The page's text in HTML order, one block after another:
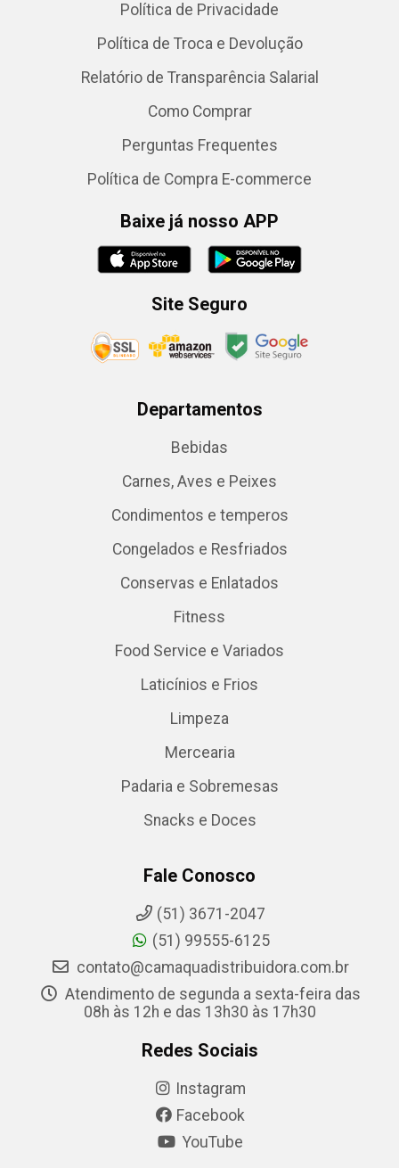
Política de Privacidade
Política de Troca e Devolução
Relatório de Transparência Salarial
Como Comprar
Perguntas Frequentes
Política de Compra E-commerce
Baixe já nosso APP
Site Seguro
Departamentos
Bebidas
Carnes, Aves e Peixes
Condimentos e temperos
Congelados e Resfriados
Conservas e Enlatados
Fitness
Food Service e Variados
Laticínios e Frios
Limpeza
Mercearia
Padaria e Sobremesas
Snacks e Doces
Fale Conosco
(51) 3671-2047
(51) 99555-6125
contato@camaquadistribuidora.com.br
Atendimento de segunda a sexta-feira das
08h às 12h e das 13h30 às 17h30
Redes Sociais
Instagram
Facebook
YouTube